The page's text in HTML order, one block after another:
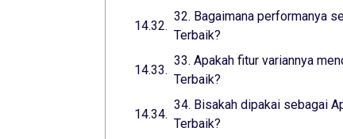
32. Bagaimana performanya
Terbaik?
33. Apakah fitur variannya
Terbaik?
34. Bisakah dipakai sebagai
Terbaik?